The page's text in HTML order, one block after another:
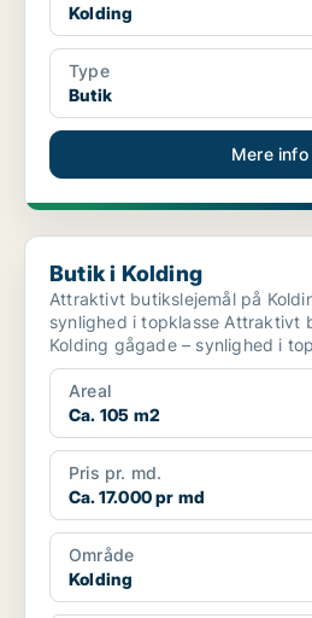
Kolding
Type
Butik
Mere info
Butik i Kolding
Butik i Kolding
Attraktivt butikslejemål på
synlighed i topklasse Attraktivt butikslejemål på
Kolding gågade – synlighed i topklasse
om e...
Areal
Ca. 105 m2
Pris pr. md.
Ca. 17.000 pr md
Område
Kolding